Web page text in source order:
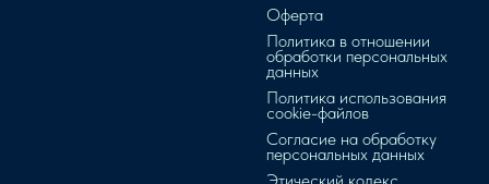
Оферта
Политика в отношении
обработки персональных
данных
Политика использования
cookie-файлов
Согласие на обработку
персональных данных